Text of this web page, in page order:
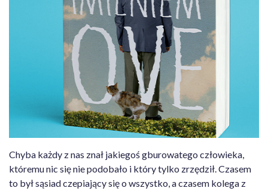
Chyba każdy z nas znał jakiegoś gburowatego człowieka,
któremu nic się nie podobało i który tylko zrzędził. Czasem
to był sąsiad czepiający się o wszystko, a czasem kolega z